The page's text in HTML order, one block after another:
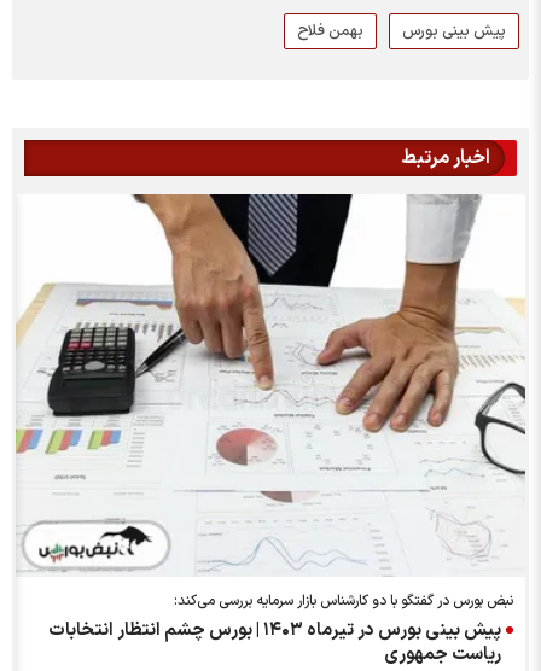
پیش بینی بورس بهمن فلاح
اخبار مرتبط
نبض بورس در گفتگو با دو کارشناس بازار سرمایه بررسی می‌کند:
پیش بینی بورس در تیرماه ۱۴۰۳ | بورس چشم انتظار انتخابات
ریاست جمهوری